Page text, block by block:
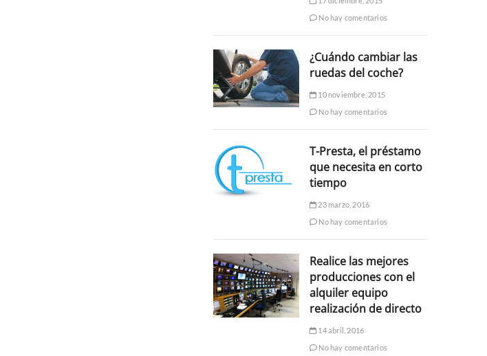
No hay comentarios
¿Cuándo cambiar las
ruedas del coche?
10 noviembre, 2015
No hay comentarios
T-Presta, el préstamo
que necesita en corto
tiempo
23 marzo, 2016
No hay comentarios
Realice las mejores
producciones con el
alquiler equipo
realización de directo
14 abril, 2016
No hay comentarios